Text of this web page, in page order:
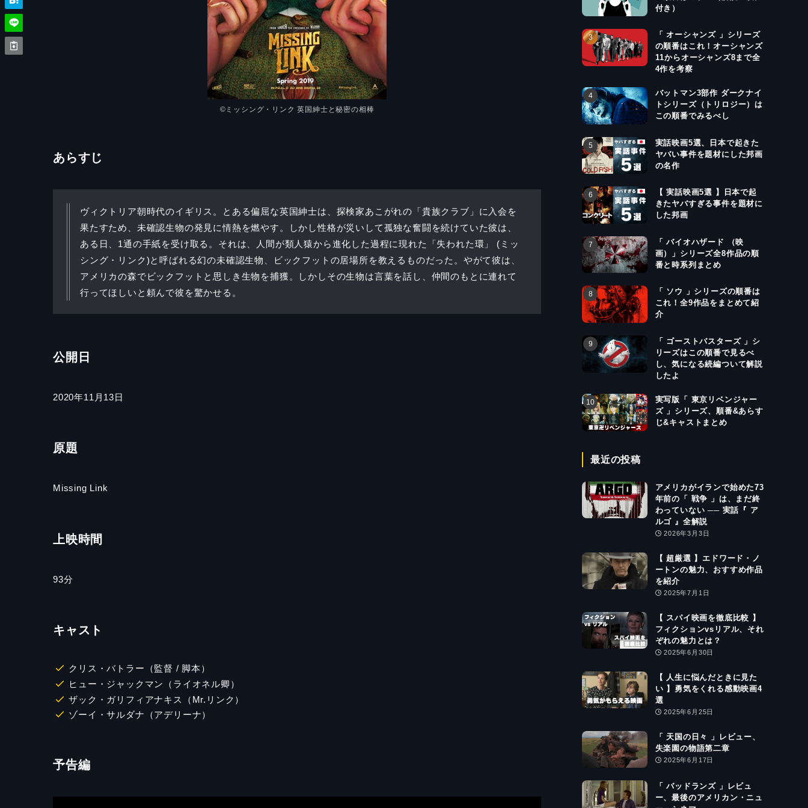
©ミッシング・リンク 英国紳士と秘密の相棒
あらすじ
ヴィクトリア朝時代のイギリス。とある偏屈な英国紳士は、探検家あこがれの「貴族クラブ」に入会を
果たすため、未確認生物の発見に情熱を燃やす。しかし性格が災いして孤独な奮闘を続けていた彼は、
ある日、1通の手紙を受け取る。それは、人間が類人猿から進化した過程に現れた「失われた環」 (ミッ
シング・リンク)と呼ばれる幻の未確認生物、ビックフットの居場所を教えるものだった。やがて彼は、
アメリカの森でビックフットと思しき生物を捕獲。しかしその生物は言葉を話し、仲間のもとに連れて
行ってほしいと頼んで彼を驚かせる。
公開日
2020年11月13日
原題
Missing Link
上映時間
93分
キャスト
クリス・バトラー（監督 / 脚本）
ヒュー・ジャックマン（ライオネル卿）
ザック・ガリフィアナキス（Mr.リンク）
ゾーイ・サルダナ（アデリーナ）
予告編
付き）
「 オーシャンズ 」シリーズ
の順番はこれ！オーシャンズ
11からオーシャンズ8まで全
4作を考察
バットマン3部作 ダークナイ
トシリーズ（トリロジー）は
この順番でみるべし
実話映画5選、日本で起きた
ヤバい事件を題材にした邦画
の名作
【 実話映画5選 】日本で起
きたヤバすぎる事件を題材に
した邦画
「 バイオハザード （映
画）」シリーズ全8作品の順
番と時系列まとめ
「 ソウ 」シリーズの順番は
これ！全9作品をまとめて紹
介
「 ゴーストバスターズ 」シ
リーズはこの順番で見るべ
し、気になる続編ついて解説
したよ
実写版「 東京リベンジャー
ズ 」シリーズ、順番&あらす
じ&キャストまとめ
最近の投稿
アメリカがイランで始めた73
年前の「 戦争 」は、まだ終
わっていない ── 実話『 ア
ルゴ 』全解説
2026年3月3日
【 超厳選 】エドワード・ノ
ートンの魅力、おすすめ作品
を紹介
2025年7月1日
【 スパイ映画を徹底比較 】
フィクションvsリアル、それ
ぞれの魅力とは？
2025年6月30日
【 人生に悩んだときに見た
い 】勇気をくれる感動映画4
選
2025年6月25日
「 天国の日々 」レビュー、
失楽園の物語第二章
2025年6月17日
「 バッドランズ 」レビュ
ー、最後のアメリカン・ニュ